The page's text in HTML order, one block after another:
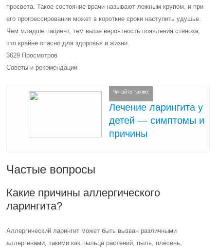
просвета. Такое состояние врачи называют ложным крупом, и при
его прогрессировании может в короткие сроки наступить удушье.
Чем младше пациент, тем выше вероятность появления стеноза,
что крайне опасно для здоровья и жизни.
3629 Просмотров
Советы и рекомендации
Читайте также:
Лечение ларингита у
детей — симптомы и
причины
Частые вопросы
Какие причины аллергического
ларингита?
Аллергический ларингит может быть вызван различными
аллергенами, такими как пыльца растений, пыль, плесень,